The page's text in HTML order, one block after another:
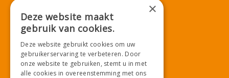
Download onze App!
×
Deze website maakt
gebruik van cookies.
Deze website gebruikt cookies om uw
gebruikerservaring te verbeteren. Door
onze website te gebruiken, stemt u in met
alle cookies in overeenstemming met ons